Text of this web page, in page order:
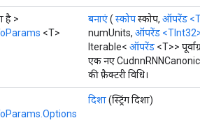
है >
<T>
बनाएं( स्कोपस्कोप, ऑपरेंड
numUnits, ऑपरेंड
Iterable< ऑपरेंड <T>>
एक नए
की फ़ैक्टरी विधि।
दिशा(स्ट्रिंग दिशा)